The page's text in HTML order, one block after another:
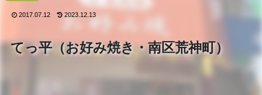
てっ平（お好み焼き・南区荒神町）
2017.07.12 2023.12.13